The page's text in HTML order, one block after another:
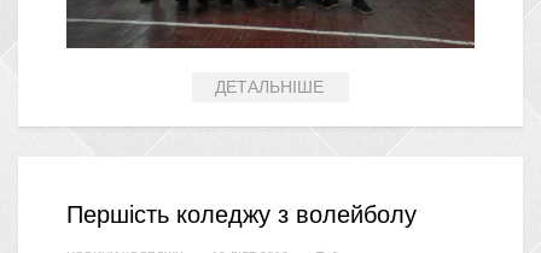
ДЕТАЛЬНІШЕ
Першість коледжу з волейболу